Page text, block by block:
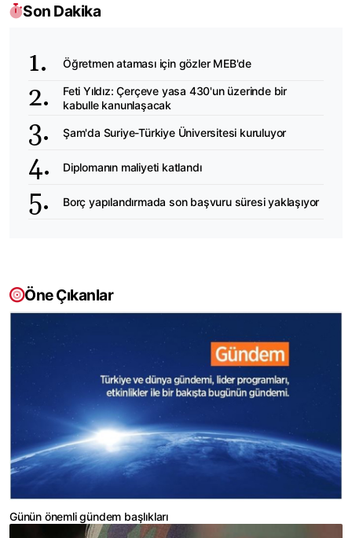
Son Dakika
Öğretmen ataması için gözler MEB'de
Feti Yıldız: Çerçeve yasa 430'un üzerinde bir
kabulle kanunlaşacak
Şam'da Suriye-Türkiye Üniversitesi kuruluyor
Diplomanın maliyeti katlandı
Borç yapılandırmada son başvuru süresi yaklaşıyor
Öne Çıkanlar
Günün önemli gündem başlıkları